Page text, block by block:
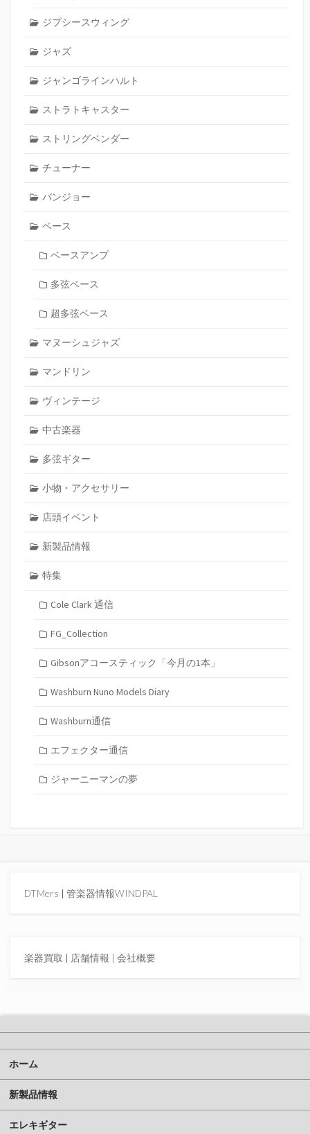
ジプシースウィング
ジャズ
ジャンゴラインハルト
ストラトキャスター
ストリングベンダー
チューナー
バンジョー
ベース
ベースアンプ
多弦ベース
超多弦ベース
マヌーシュジャズ
マンドリン
ヴィンテージ
中古楽器
多弦ギター
小物・アクセサリー
店頭イベント
新製品情報
特集
Cole Clark 通信
FG_Collection
Gibsonアコースティック「今月の1本」
Washburn Nuno Models Diary
Washburn通信
エフェクター通信
ジャーニーマンの夢
DTMers | 管楽器情報WINDPAL
楽器買取 | 店舗情報 | 会社概要
ホーム
新製品情報
エレキギター